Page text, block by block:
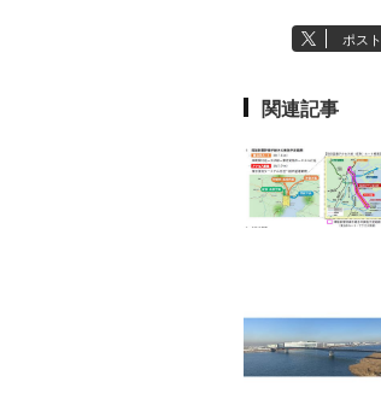
ポスト
関連記事